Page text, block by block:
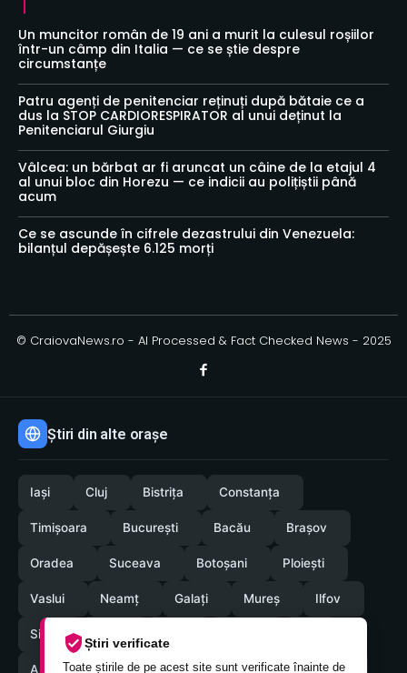
Știri verificate
Toate știrile de pe acest site sunt verificate înainte de
Un muncitor român de 19 ani a murit la culesul roșiilor
într-un câmp din Italia — ce se știe despre
circumstanțe
Patru agenți de penitenciar reținuți după bătaie ce a
dus la STOP CARDIORESPIRATOR al unui deținut la
Penitenciarul Giurgiu
Vâlcea: un bărbat ar fi aruncat un câine de la etajul 4
al unui bloc din Horezu — ce indicii au polițiștii până
acum
Ce se ascunde în cifrele dezastrului din Venezuela:
bilanțul depășește 6.125 morți
© CraiovaNews.ro - AI Processed & Fact Checked News - 2025
Știri din alte orașe
Iași Cluj Bistrița Constanța
Timișoara București Bacău Brașov
Oradea Suceava Botoșani Ploiești
Vaslui Neamț Galați Mureș Ilfov
Sibiu
Arges Maramures Vrancea Satumare